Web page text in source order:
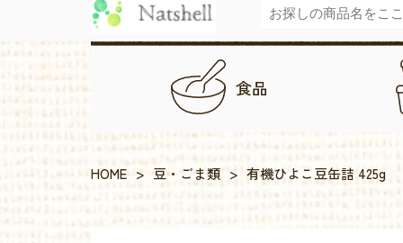
食品
HOME > 豆・ごま類 > 有機ひよこ豆缶詰 425g